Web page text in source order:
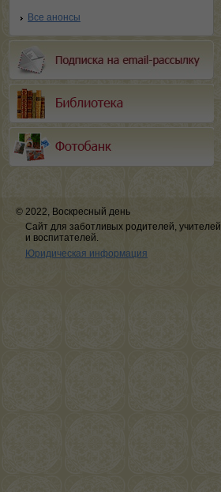
Все анонсы
© 2022, Воскресный день
Сайт для заботливых родителей, учителей
и воспитателей.
Юридическая информация